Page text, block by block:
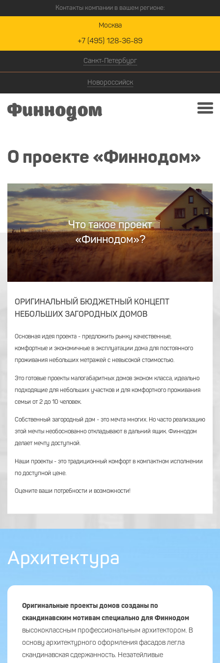
Контакты компании в вашем регионе:
Москва
+7 (495) 128-36-89
Санкт-Петербург
Новороссийск
О проекте «Финнодом»
Что такое проект
«Финнодом»?
ОРИГИНАЛЬНЫЙ БЮДЖЕТНЫЙ КОНЦЕПТ
НЕБОЛЬШИХ ЗАГОРОДНЫХ ДОМОВ
Основная идея проекта - предложить рынку качественные,
комфортные и экономичные в эксплуатации дома для постоянного
проживания небольших метражей с невысокой стоимостью.
Это готовые проекты малогабаритных домов эконом класса, идеально
подходящие для небольших участков и для комфортного проживания
семьи от 2 до 10 человек.
Собственный загородный дом - это мечта многих. Но часто реализацию
этой мечты необоснованно откладывают в дальний ящик. Финнодом
делает мечту доступной.
Наши проекты - это традиционный комфорт в компактном исполнении
по доступной цене.
Оцените ваши потребности и возможности!
Архитектура
Оригинальные проекты домов созданы по
скандинавским мотивам специально для Финнодом
высококлассным профессиональным архитектором. В
основу архитектурного оформления фасадов легла
скандинавская сдержанность. Незатейливые